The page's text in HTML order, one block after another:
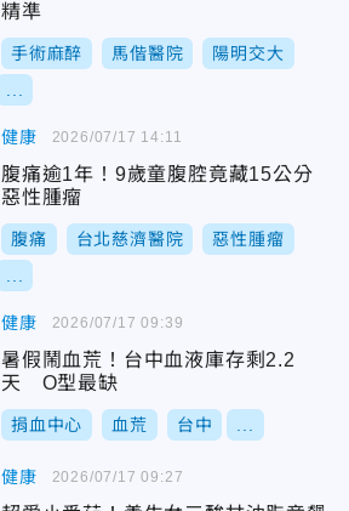
精準
手術麻醉 馬偕醫院 陽明交大
健康
腹痛逾1年！9歲童腹腔竟藏15公分
惡性腫瘤
腹痛 台北慈濟醫院 惡性腫瘤
2026/07/17 14:11
健康
暑假鬧血荒！台中血液庫存剩2.2
天 O型最缺
捐血中心 血荒 台中
2026/07/17 09:39
健康 2026/07/17 09:27